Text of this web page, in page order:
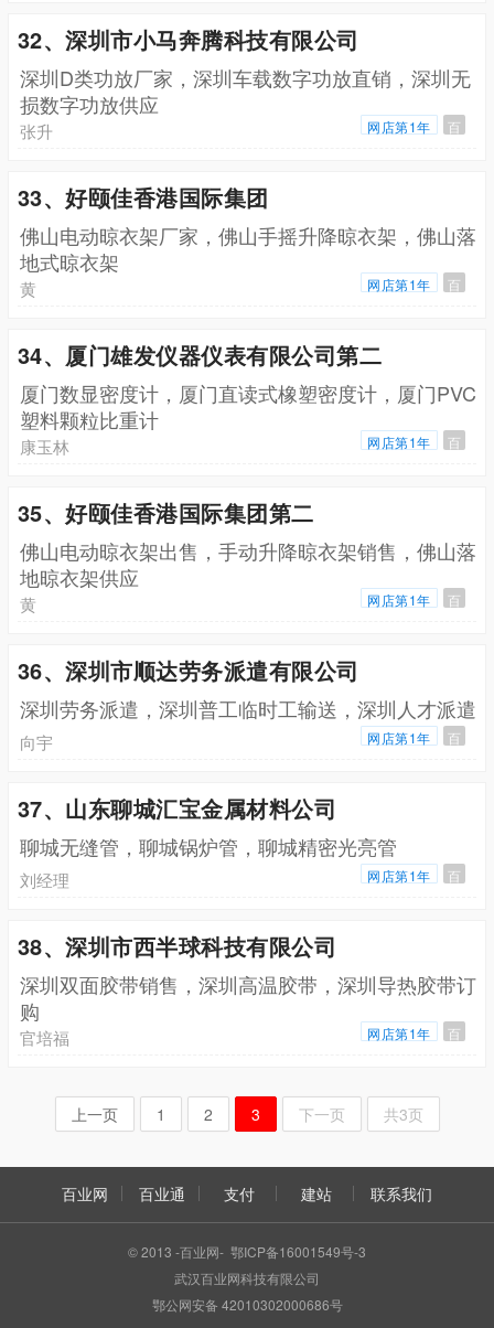
32、深圳市小马奔腾科技有限公司
深圳D类功放厂家，深圳车载数字功放直销，深圳无
损数字功放供应
张升 网店第1年 百
33、好颐佳香港国际集团
佛山电动晾衣架厂家，佛山手摇升降晾衣架，佛山落
地式晾衣架
黄 网店第1年 百
34、厦门雄发仪器仪表有限公司第二
厦门数显密度计，厦门直读式橡塑密度计，厦门PVC
塑料颗粒比重计
康玉林 网店第1年 百
35、好颐佳香港国际集团第二
佛山电动晾衣架出售，手动升降晾衣架销售，佛山落
地晾衣架供应
黄 网店第1年 百
36、深圳市顺达劳务派遣有限公司
深圳劳务派遣，深圳普工临时工输送，深圳人才派遣
向宇 网店第1年 百
37、山东聊城汇宝金属材料公司
聊城无缝管，聊城锅炉管，聊城精密光亮管
刘经理 网店第1年 百
38、深圳市西半球科技有限公司
深圳双面胶带销售，深圳高温胶带，深圳导热胶带订
购
官培福 网店第1年 百
上一页 1 2 3 下一页 共3页
百业网 百业通 支付 建站 联系我们
© 2013 -百业网- 鄂ICP备16001549号-3
武汉百业网科技有限公司
鄂公网安备 42010302000686号